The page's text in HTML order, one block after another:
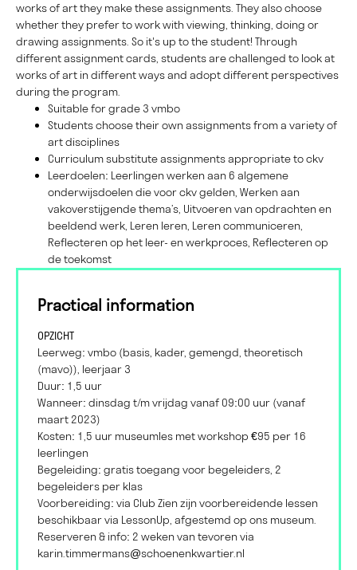
works of art they make these assignments. They also choose
whether they prefer to work with viewing, thinking, doing or
drawing assignments. So it's up to the student! Through
different assignment cards, students are challenged to look at
works of art in different ways and adopt different perspectives
during the program.
Suitable for grade 3 vmbo
Students choose their own assignments from a variety of
art disciplines
Curriculum substitute assignments appropriate to ckv
Leerdoelen: Leerlingen werken aan 6 algemene
onderwijsdoelen die voor ckv gelden, Werken aan
vakoverstijgende thema’s, Uitvoeren van opdrachten en
beeldend werk, Leren leren, Leren communiceren,
Reflecteren op het leer- en werkproces, Reflecteren op
de toekomst
Practical information
OPZICHT
Leerweg: vmbo (basis, kader, gemengd, theoretisch
(mavo)), leerjaar 3
Duur: 1,5 uur
Wanneer: dinsdag t/m vrijdag vanaf 09:00 uur (vanaf
maart 2023)
Kosten: 1,5 uur museumles met workshop €95 per 16
leerlingen
Begeleiding: gratis toegang voor begeleiders, 2
begeleiders per klas
Voorbereiding: via Club Zien zijn voorbereidende lessen
beschikbaar via LessonUp, afgestemd op ons museum.
Reserveren & info: 2 weken van tevoren via
karin.timmermans@schoenenkwartier.nl